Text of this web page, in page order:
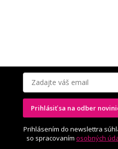
Prihlásiť sa na odber
Prihlásením do newslettra
so spracovaním osobných